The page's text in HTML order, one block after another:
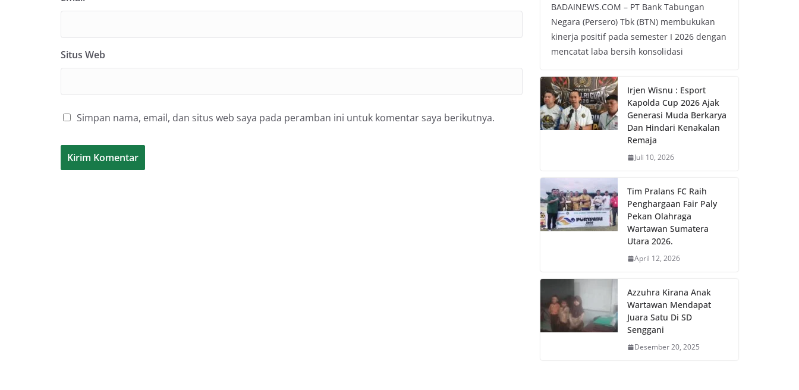
Situs Web
Simpan nama, email, dan situs web saya pada peramban ini untuk komentar saya berikutnya.
BADAINEWS.COM – PT Bank Tabungan
Negara (Persero) Tbk (BTN) membukukan
kinerja positif pada semester I 2026 dengan
mencatat laba bersih konsolidasi
Irjen Wisnu : Esport
Kapolda Cup 2026 Ajak
Generasi Muda Berkarya
Dan Hindari Kenakalan
Remaja
Juli 10, 2026
Tim Pralans FC Raih
Penghargaan Fair Paly
Pekan Olahraga
Wartawan Sumatera
Utara 2026.
April 12, 2026
Azzuhra Kirana Anak
Wartawan Mendapat
Juara Satu Di SD
Senggani
Desember 20, 2025